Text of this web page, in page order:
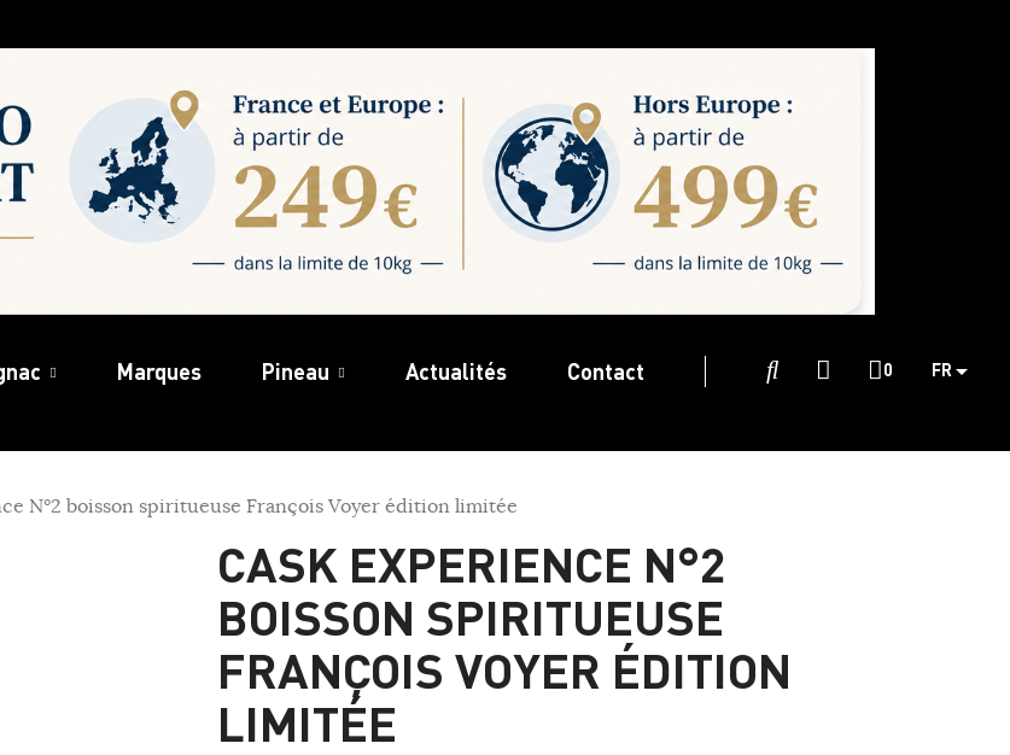
Marques Pineau Actualités Contact 0 FR
N°2 boisson spiritueuse François Voyer édition limitée
CASK EXPERIENCE N°2
BOISSON SPIRITUEUSE
FRANÇOIS VOYER ÉDITION
LIMITÉE